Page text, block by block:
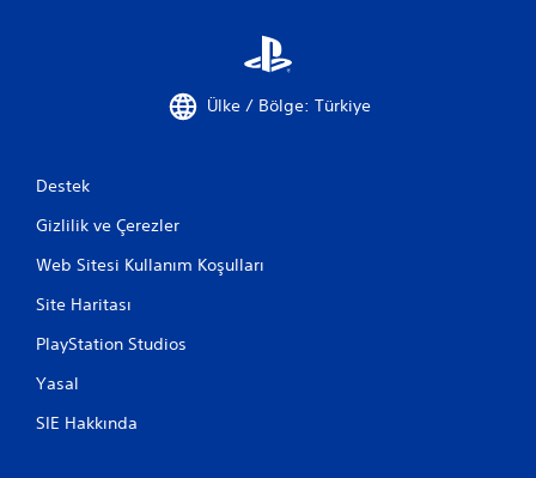
Ülke / Bölge: Türkiye
Destek
Gizlilik ve Çerezler
Web Sitesi Kullanım Koşulları
Site Haritası
PlayStation Studios
Yasal
SIE Hakkında